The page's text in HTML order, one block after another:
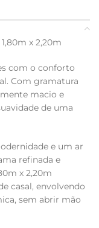
x 2,20m
com o conforto
Com gramatura
macio e
de uma
e um ar
refinada e
x 2,20m
casal, envolvendo
sem abrir mão